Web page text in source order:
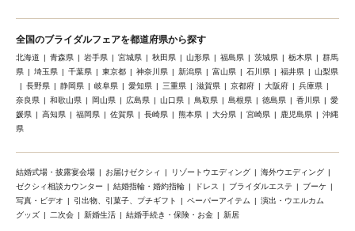
全国のブライダルフェアを都道府県から探す
北海道 青森県 岩手県 宮城県 秋田県 山形県 福島県 茨城県 栃木県
群馬
県
埼玉県 千葉県 東京都 神奈川県 新潟県 富山県 石川県 福井県
山梨県
長野県
静岡県 岐阜県 愛知県 三重県 滋賀県 京都府 大阪府
兵庫県
奈良県
和歌山県 岡山県 広島県 山口県 鳥取県 島根県 徳島県 香川県
愛
媛県
高知県 福岡県 佐賀県 長崎県 熊本県 大分県 宮崎県 鹿児島県
沖縄
県
結婚式場・披露宴会場 お届けゼクシィ リゾートウエディング
海外ウエディング
ゼクシィ相談カウンター
結婚指輪・婚約指輪 ドレス ブライダルエステ
ブーケ
写真・ビデオ
引出物、引菓子、プチギフト ペーパーアイテム
演出・ウエルカム
グッズ
二次会 新婚生活 結婚手続き・保険・お金 新居